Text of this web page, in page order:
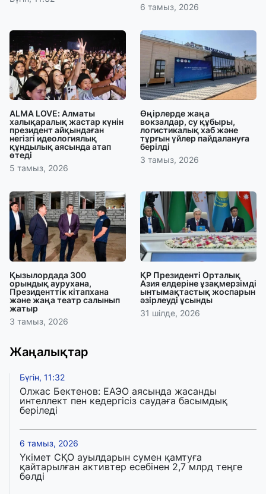
6 тамыз, 2026
ALMA LOVE: Алматы
халықаралық жастар күнін
президент айқындаған
негізгі идеологиялық
құндылық аясында атап
өтеді
5 тамыз, 2026
Өңірлерде жаңа
вокзалдар, су құбыры,
логистикалық хаб және
тұрғын үйлер пайдалануға
берілді
3 тамыз, 2026
Қызылордада 300
орындық аурухана,
Президенттік кітапхана
және жаңа театр салынып
жатыр
3 тамыз, 2026
ҚР Президенті Орталық
Азия елдеріне ұзақмерзімді
ынтымақтастық жоспарын
әзірлеуді ұсынды
31 шілде, 2026
Жаңалықтар
Бүгін, 11:32
Олжас Бектенов: ЕАЭО аясында жасанды
интеллект пен кедергісіз саудаға басымдық
беріледі
6 тамыз, 2026
Үкімет СҚО ауылдарын сумен қамтуға
қайтарылған активтер есебінен 2,7 млрд теңге
бөлді